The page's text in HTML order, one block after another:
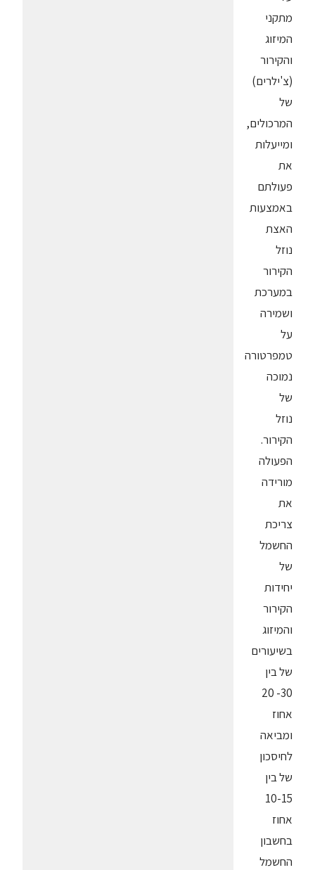
מתקני
המיזוג
והקירור
(צ'ילרים)
של
המרכולים,
ומייעלות
את
פעולתם
באמצעות
האצת
נוזל
הקירור
במערכת
ושמירה
על
טמפרטורה
נמוכה
של
נוזל
הקירור.
הפעולה
מורידה
את
צריכת
החשמל
של
יחידות
הקירור
והמיזוג
בשיעורים
של בין
30- 20
אחוז
ומביאה
לחיסכון
של בין
10-15
אחוז
בחשבון
החשמל